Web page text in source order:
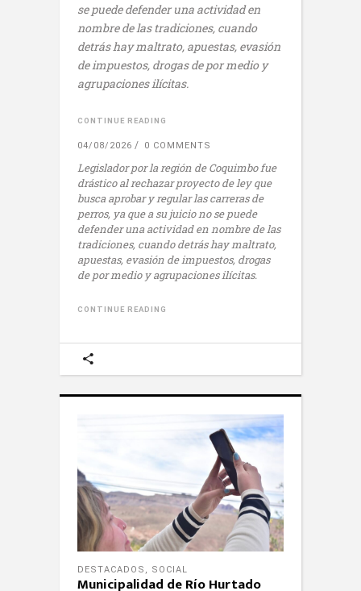
se puede defender una actividad en
nombre de las tradiciones, cuando
detrás hay maltrato, apuestas, evasión
de impuestos, drogas de por medio y
agrupaciones ilícitas.
CONTINUE READING
04/08/2026 0 COMMENTS
Legislador por la región de Coquimbo fue
drástico al rechazar proyecto de ley que
busca aprobar y regular las carreras de
perros, ya que a su juicio no se puede
defender una actividad en nombre de las
tradiciones, cuando detrás hay maltrato,
apuestas, evasión de impuestos, drogas
de por medio y agrupaciones ilícitas.
CONTINUE READING
DESTACADOS , SOCIAL
Municipalidad de Río Hurtado